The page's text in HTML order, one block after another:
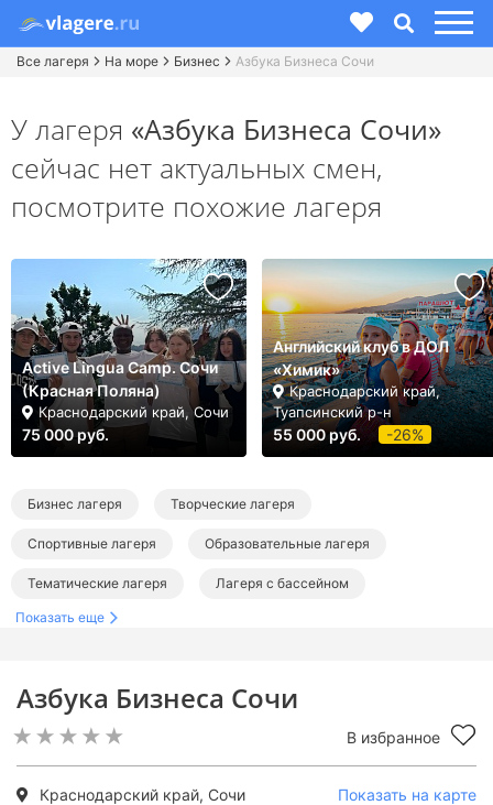
Все лагеря На море Бизнес Азбука Бизнеса Сочи
Азбука Бизнеса Сочи
В избранное
Краснодарский край, Сочи
Показать на карте
У лагеря «Азбука Бизнеса Сочи»
сейчас нет актуальных смен,
посмотрите похожие лагеря
Active Lingua Camp. Сочи
(Красная Поляна)
Краснодарский край, Сочи
75 000 руб.
Английский клуб в ДОЛ
«Химик»
Краснодарский край,
Туапсинский р-н
55 000 руб. -26%
Бизнес лагеря Творческие лагеря
Спортивные лагеря Образовательные лагеря
Тематические лагеря Лагеря с бассейном
Лагеря в Краснодарском крае
Бизнес лагеря в Краснодарском крае
Творческие лагеря в Краснодарском крае
Показать еще